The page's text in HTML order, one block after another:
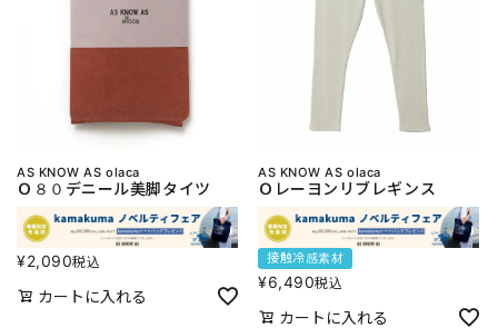
AS KNOW AS olaca
Ｏ８０デニール美脚タイツ
¥2,090税込
カートに入れる
AS KNOW AS olaca
Ｏレーヨンリブレギンス
接触冷感素材
¥6,490税込
カートに入れる